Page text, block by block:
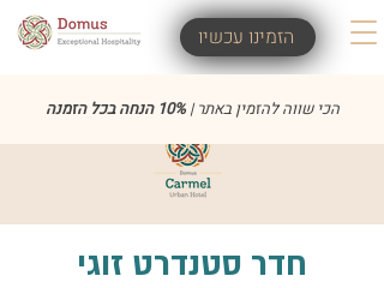
הזמינו עכשיו
הכי שווה להזמין באתר |10% הנחה בכל הזמנה
חדר סטנדרט זוגי